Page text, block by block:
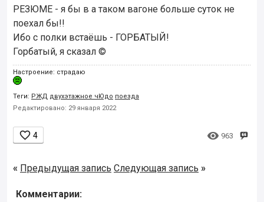
РЕЗЮМЕ - я бы в а таком вагоне больше суток не
поехал бы!!
Ибо с полки встаёшь - ГОРБАТЫЙ!
Горбатый, я сказал ©
Настроение: страдаю
Теги: РЖД двухэтажное чЮдо поезда
Редактировано: 29 января 2022
 4  963
« Предыдущая запись Следующая запись »
Комментарии: